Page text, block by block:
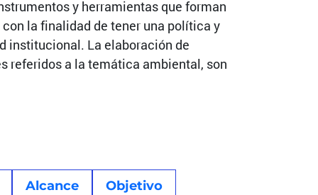
y herramientas que forman
la finalidad de tener una política y
institucional. La elaboración de
referidos a la temática ambiental, son
Alcance Objetivo